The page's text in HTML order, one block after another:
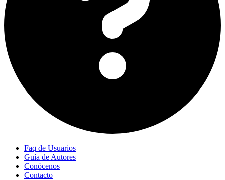
Faq de Usuarios
Guía de Autores
Conócenos
Contacto